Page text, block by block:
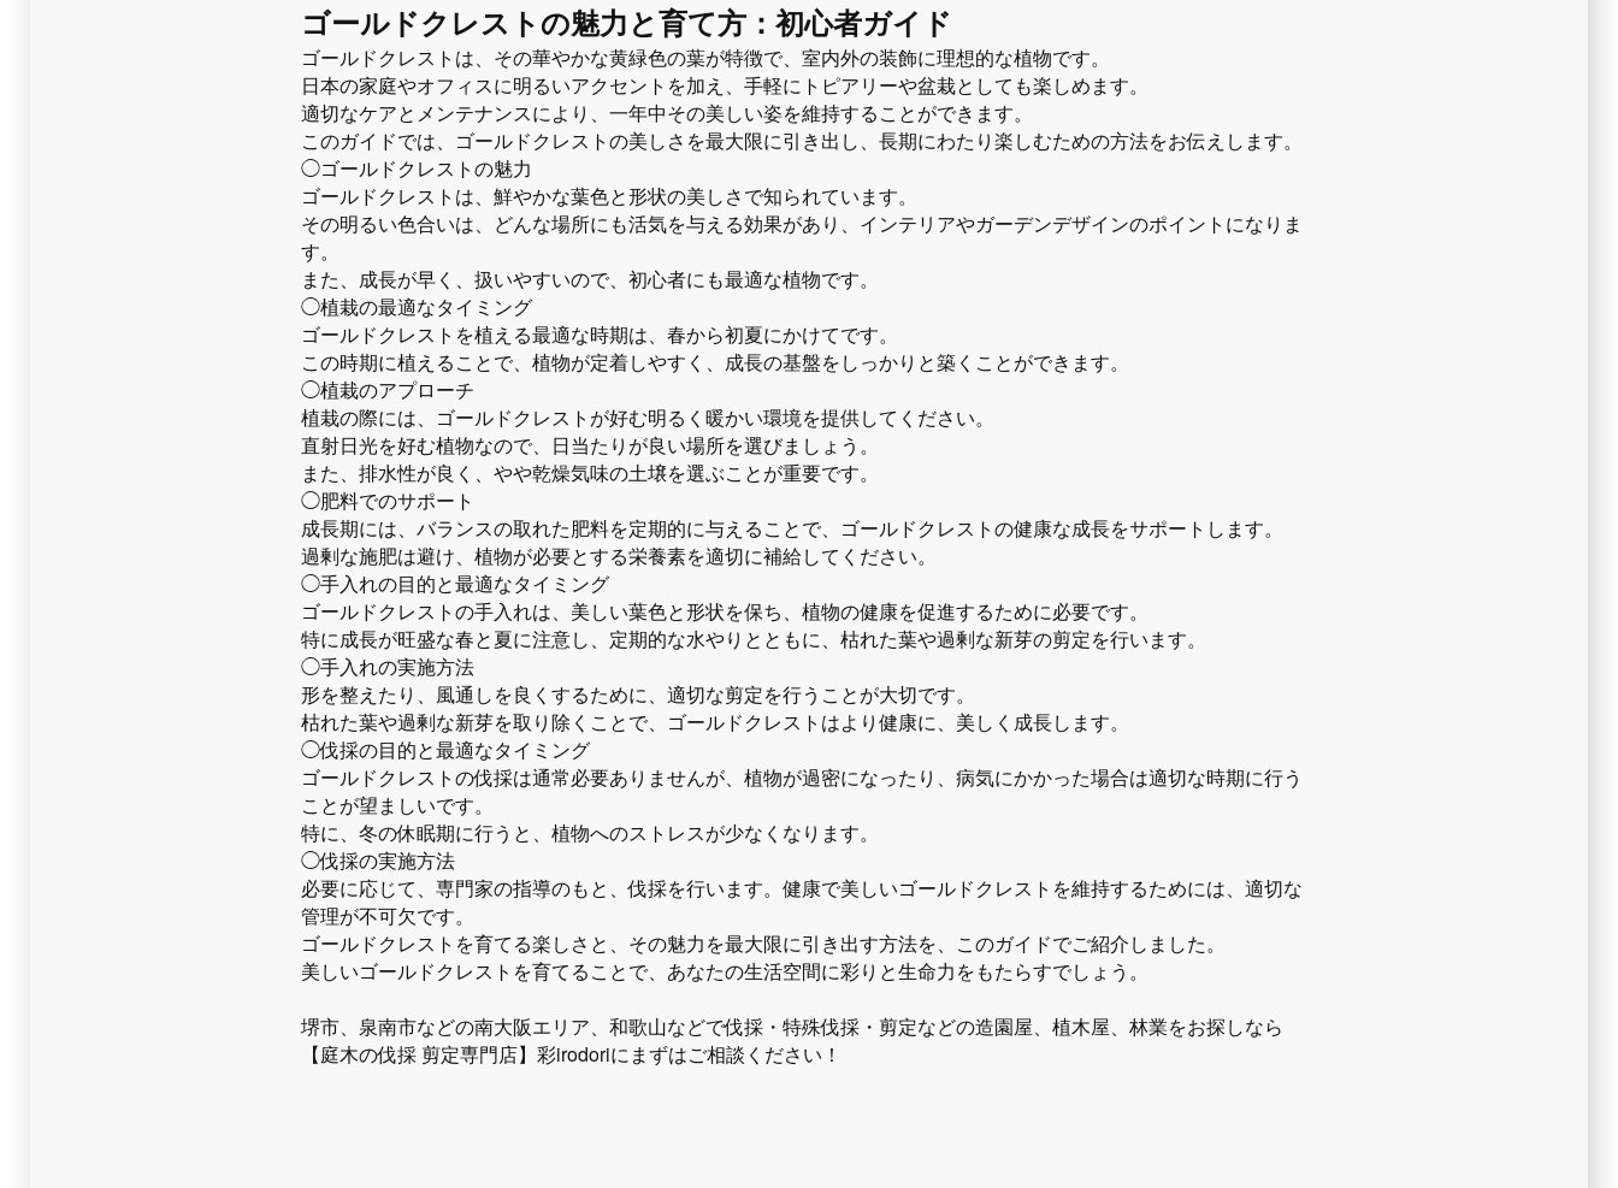
ゴールドクレストの魅力と育て方：初心者ガイド
ゴールドクレストは、その華やかな黄緑色の葉が特徴で、室内外の装飾に理想的な植物です。
日本の家庭やオフィスに明るいアクセントを加え、手軽にトピアリーや盆栽としても楽しめます。
適切なケアとメンテナンスにより、一年中その美しい姿を維持することができます。
このガイドでは、ゴールドクレストの美しさを最大限に引き出し、長期にわたり楽しむための方法をお伝えします。
◯ゴールドクレストの魅力
ゴールドクレストは、鮮やかな葉色と形状の美しさで知られています。
その明るい色合いは、どんな場所にも活気を与える効果があり、インテリアやガーデンデザインのポイントになりま
す。
また、成長が早く、扱いやすいので、初心者にも最適な植物です。
◯植栽の最適なタイミング
ゴールドクレストを植える最適な時期は、春から初夏にかけてです。
この時期に植えることで、植物が定着しやすく、成長の基盤をしっかりと築くことができます。
◯植栽のアプローチ
植栽の際には、ゴールドクレストが好む明るく暖かい環境を提供してください。
直射日光を好む植物なので、日当たりが良い場所を選びましょう。
また、排水性が良く、やや乾燥気味の土壌を選ぶことが重要です。
◯肥料でのサポート
成長期には、バランスの取れた肥料を定期的に与えることで、ゴールドクレストの健康な成長をサポートします。
過剰な施肥は避け、植物が必要とする栄養素を適切に補給してください。
◯手入れの目的と最適なタイミング
ゴールドクレストの手入れは、美しい葉色と形状を保ち、植物の健康を促進するために必要です。
特に成長が旺盛な春と夏に注意し、定期的な水やりとともに、枯れた葉や過剰な新芽の剪定を行います。
◯手入れの実施方法
形を整えたり、風通しを良くするために、適切な剪定を行うことが大切です。
枯れた葉や過剰な新芽を取り除くことで、ゴールドクレストはより健康に、美しく成長します。
◯伐採の目的と最適なタイミング
ゴールドクレストの伐採は通常必要ありませんが、植物が過密になったり、病気にかかった場合は適切な時期に行う
ことが望ましいです。
特に、冬の休眠期に行うと、植物へのストレスが少なくなります。
◯伐採の実施方法
必要に応じて、専門家の指導のもと、伐採を行います。健康で美しいゴールドクレストを維持するためには、適切な
管理が不可欠です。
ゴールドクレストを育てる楽しさと、その魅力を最大限に引き出す方法を、このガイドでご紹介しました。
美しいゴールドクレストを育てることで、あなたの生活空間に彩りと生命力をもたらすでしょう。
堺市、泉南市などの南大阪エリア、和歌山などで伐採・特殊伐採・剪定などの造園屋、植木屋、林業をお探しなら
【庭木の伐採 剪定専門店】彩irodoriにまずはご相談ください！